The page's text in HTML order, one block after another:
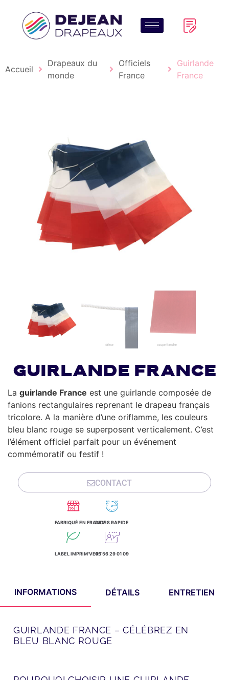
Accueil
Drapeaux du
monde
Officiels
France
Guirlande
France
Guirlande France
La guirlande France est une guirlande composée de
fanions rectangulaires reprenant le drapeau français
tricolore. A la manière d’une oriflamme, les couleurs
bleu blanc rouge se superposent verticalement. C’est
l’élément officiel parfait pour un événement
commémoratif ou festif !
CONTACT
FABRIQUÉ EN FRANCEDEVIS RAPIDE
LABEL IMPRIM'VERT05 56 29 01 09
INFORMATIONS DÉTAILS ENTRETIEN
GUIRLANDE FRANCE – CÉLÉBREZ EN
BLEU BLANC ROUGE